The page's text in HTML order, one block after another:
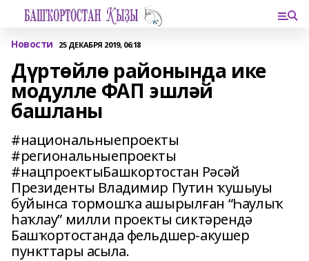
Новости 25 ДЕКАБРЯ 2019, 06:18
Дүртөйлө районында ике
модулле ФАП эшләй
башланы
#национальныепроекты
#региональныепроекты
#нацпроектыБашкортостан Рәсәй
Президенты Владимир Путин ҡушыуы
буйынса тормошҡа ашырылған “Һаулыҡ
һаҡлау” милли проекты сиктәрендә
Башҡортостанда фельдшер-акушер
пункттары асыла.